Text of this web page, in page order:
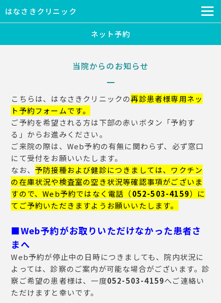
はなさきクリニック
ネット予約
当院からのお知らせ
こちらは、はなさきクリニックの再診患者様専用ネッ
ト予約フォームです。
ご予約を希望される方は下部の赤いボタン「予約す
る」からお進みください。
ご来院の際は、Web予約の有無に関わらず、必ず窓口
にて受付をお願いいたします。
なお、予防接種および健診につきましては、ワクチン
の在庫状況や検査室の空き状況等確認事項がございま
すので、Web予約ではなく電話（052-503-4159）に
てご予約いただきますようお願いいたします。
■Web予約がお取りいただけなかった患者さ
まへ
Web予約が停止中の日時につきましても、院内状況に
よっては、診察のご案内が可能な場合がございます。診
察ご希望の患者様は、一度052-503-4159へご連絡い
ただけますと幸いです。